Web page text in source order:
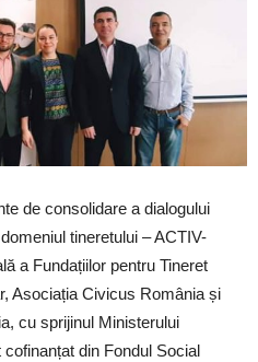
de consolidare a dialogului
tineretului – ACTIV-
a Fundațiilor pentru Tineret
Asociația Civicus România și
cu sprijinul Ministerului
din Fondul Social